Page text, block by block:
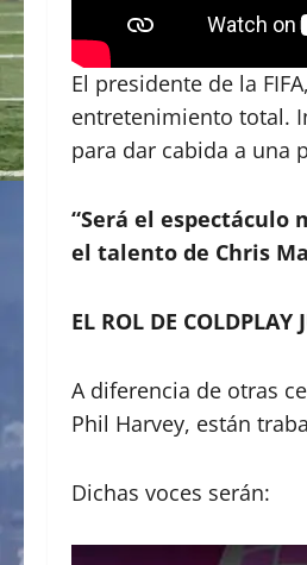
El presidente de la
entretenimiento total.
para dar cabida a una
“Será el
el talento de Chris
EL ROL DE
A diferencia de otras
Phil Harvey, están
Dichas voces serán: